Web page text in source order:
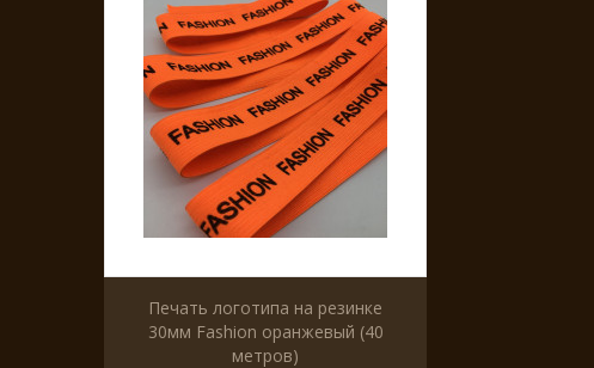
Печать логотипа на резинке
30мм Fashion оранжевый (40
метров)